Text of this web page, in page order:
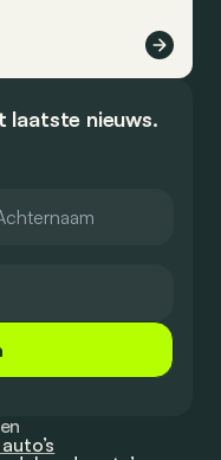
laatste nieuws.